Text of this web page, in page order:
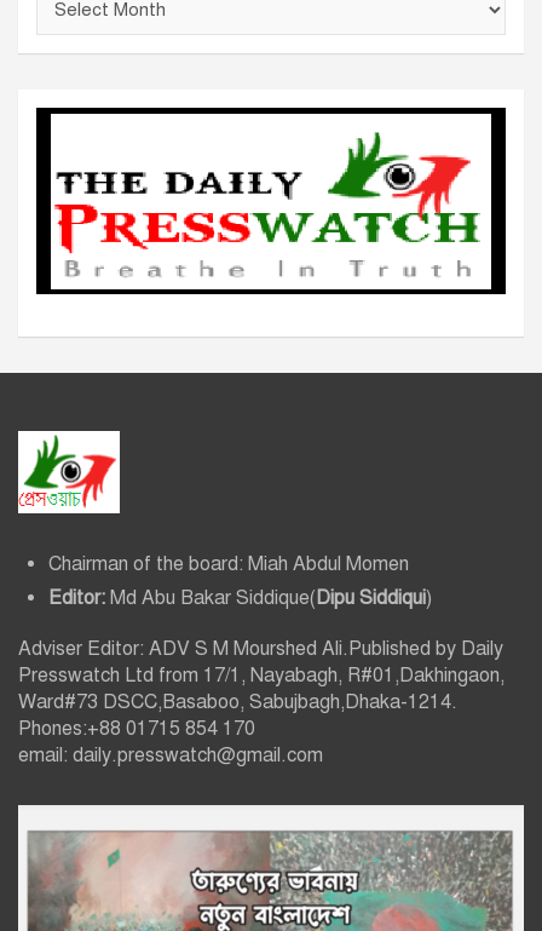
ই
Chairman of the board: Miah Abdul Momen
Editor: Md Abu Bakar Siddique(Dipu Siddiqui)
Adviser Editor: ADV S M Mourshed Ali.Published by Daily
Presswatch Ltd from 17/1, Nayabagh, R#01,Dakhingaon,
Ward#73 DSCC,Basaboo, Sabujbagh,Dhaka-1214.
Phones:+88 01715 854 170
email: daily.presswatch@gmail.com